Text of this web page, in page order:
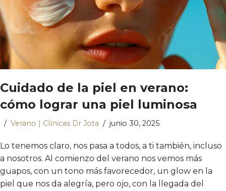
Cuidado de la piel en verano:
cómo lograr una piel luminosa
Verano | Clínicas Dr Jota junio 30, 2025
Lo tenemos claro, nos pasa a todos, a ti también, incluso
a nosotros. Al comienzo del verano nos vemos más
guapos, con un tono más favorecedor, un glow en la
piel que nos da alegría, pero ojo, con la llegada del